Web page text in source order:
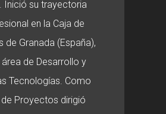
Inició su trayectoria
en la Caja de
de Granada (España),
área de Desarrollo y
Tecnologías. Como
Proyectos dirigió